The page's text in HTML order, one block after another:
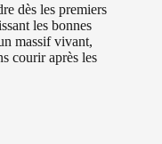
dès les premiers
les bonnes
massif vivant,
courir après les